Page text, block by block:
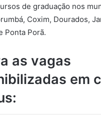
de graduação nos
Coxim, Dourados,
Ponta Porã.
as vagas
em